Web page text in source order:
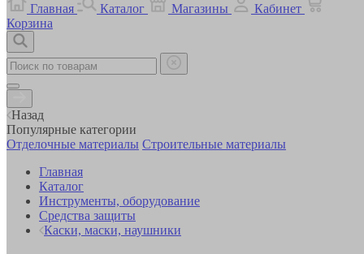
Главная
Каталог Магазины
Кабинет
Корзина
Назад
Популярные категории
Отделочные материалы Строительные материалы
Главная
Каталог
Инструменты, оборудование
Средства защиты
Каски, маски, наушники